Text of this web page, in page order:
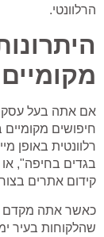
הרלוונטי.
מקומיים
אם אתה בעל עסק
חיפושים
רלוונטית באופן
בגדים בחיפה",
קידום אתרים
כאשר אתה מקדם
שהלקוחות בעיר